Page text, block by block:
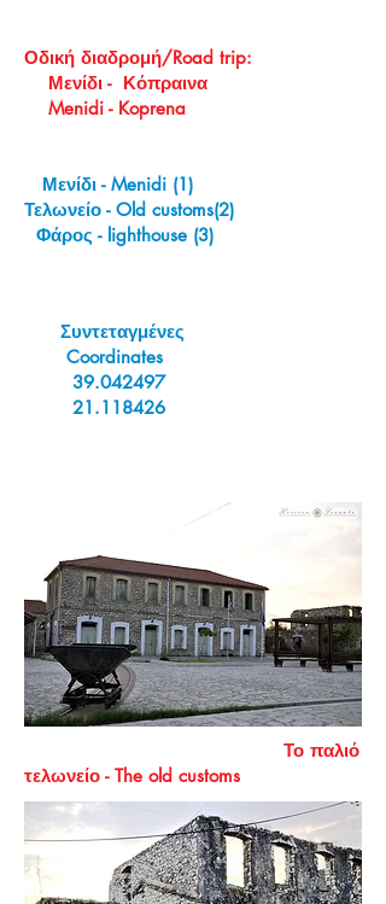
Οδική διαδρομή/Road trip:
Μενίδι - Κόπραινα
Menidi - Koprena
Μενίδι - Menidi (1)
Τελωνείο - Old customs(2)
Φάρος - lighthouse (3)
Συντεταγμένες
Coordinates
39.042497
21.118426
Το παλιό
τελωνείο - The old customs